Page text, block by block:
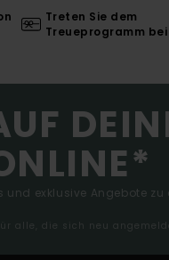
Treten Sie dem
Treueprogramm bei
exklusive Angebote zu
alle, die sich neu